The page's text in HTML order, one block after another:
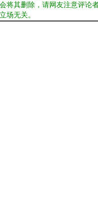
将其删除，请网友注意评论
场无关。